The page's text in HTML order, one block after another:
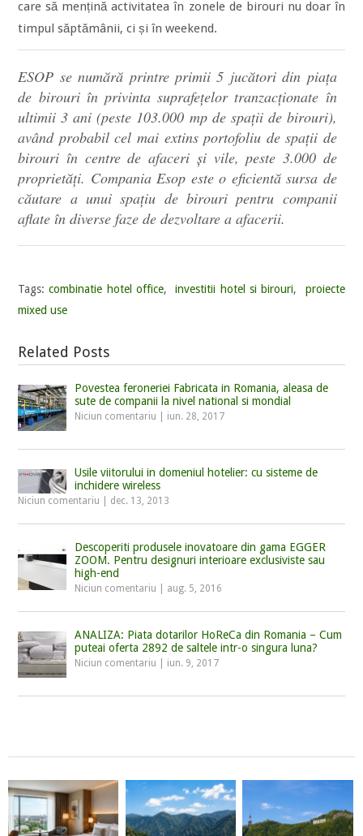
care să mențină activitatea în zonele de birouri nu doar în
timpul săptămânii, ci și în weekend.
ESOP se numără printre primii 5 jucători din piața
de birouri în privinta suprafețelor tranzacționate în
ultimii 3 ani (peste 103.000 mp de spații de birouri),
având probabil cel mai extins portofoliu de spații de
birouri în centre de afaceri și vile, peste 3.000 de
proprietăți. Compania Esop este o eficientă sursa de
căutare a unui spațiu de birouri pentru companii
aflate în diverse faze de dezvoltare a afacerii.
Tags: combinatie hotel office, investitii hotel si birouri,
proiecte
mixed use
Related Posts
Povestea feroneriei Fabricata in Romania, aleasa de
sute de companii la nivel national si mondial
Niciun comentariu iun. 28, 2017
Usile viitorului in domeniul hotelier: cu sisteme de
inchidere wireless
Niciun comentariu dec. 13, 2013
Descoperiti produsele inovatoare din gama EGGER
ZOOM. Pentru designuri interioare exclusiviste sau
high-end
Niciun comentariu aug. 5, 2016
ANALIZA: Piata dotarilor HoReCa din Romania – Cum
puteai oferta 2892 de saltele intr-o singura luna?
Niciun comentariu iun. 9, 2017